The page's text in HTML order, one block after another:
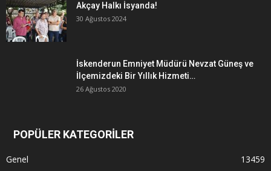
Akçay Halkı İsyanda!
30 Ağustos 2024
İskenderun Emniyet Müdürü Nevzat Güneş ve
İlçemizdeki Bir Yıllık Hizmeti…
26 Ağustos 2020
POPÜLER KATEGORİLER
Genel
13459